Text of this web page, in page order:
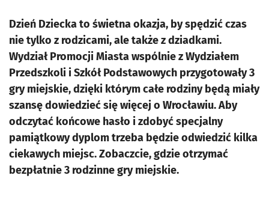
Dzień Dziecka to świetna okazja, by spędzić czas
nie tylko z rodzicami, ale także z dziadkami.
Wydział Promocji Miasta wspólnie z Wydziałem
Przedszkoli i Szkół Podstawowych przygotowały 3
gry miejskie, dzięki którym całe rodziny będą miały
szansę dowiedzieć się więcej o Wrocławiu. Aby
odczytać końcowe hasło i zdobyć specjalny
pamiątkowy dyplom trzeba będzie odwiedzić kilka
ciekawych miejsc. Zobaczcie, gdzie otrzymać
bezpłatnie 3 rodzinne gry miejskie.